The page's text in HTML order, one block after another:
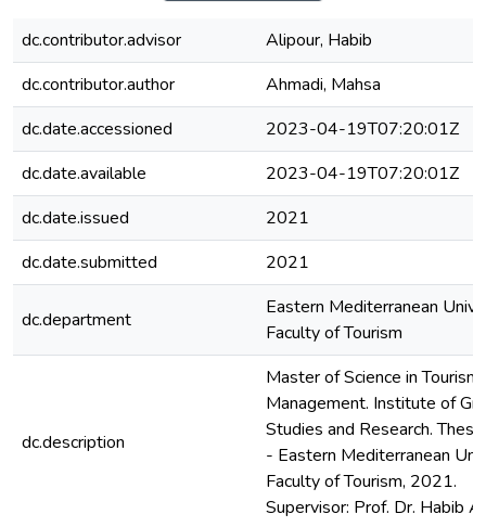
dc.contributor.advisor
Alipour, Habib
dc.contributor.author
Ahmadi, Mahsa
dc.date.accessioned
2023-04-19T07:20:01Z
dc.date.available
2023-04-19T07:20:01Z
dc.date.issued
2021
dc.date.submitted
2021
dc.department
Eastern Mediterranean
Faculty of Tourism
dc.description
Master of Science in Tourism
Management. Institute of
Studies and Research.
- Eastern Mediterranean
Faculty of Tourism, 2021.
Supervisor: Prof. Dr. Habib